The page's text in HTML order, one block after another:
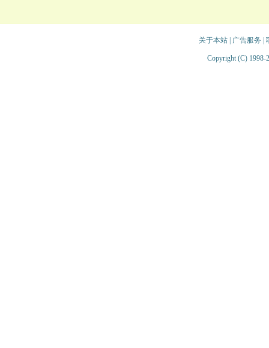
关于本站| 广告服务
Copyright (C) 1998-